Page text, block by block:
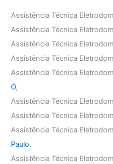
Assistência Técnica
Assistência Técnica
Assistência Técnica
Assistência Técnica
Assistência Técnica
Ó,
Assistência Técnica
Assistência Técnica
Assistência Técnica
Paulo,
Assistência Técnica